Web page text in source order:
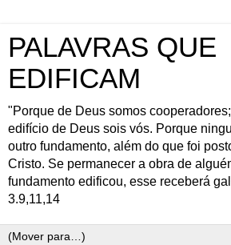
PALAVRAS QUE
EDIFICAM
"Porque de Deus somos
edifício de Deus sois vós. Porque
outro fundamento, além do que foi
Cristo. Se permanecer a obra de
fundamento edificou, esse receberá
3.9,11,14